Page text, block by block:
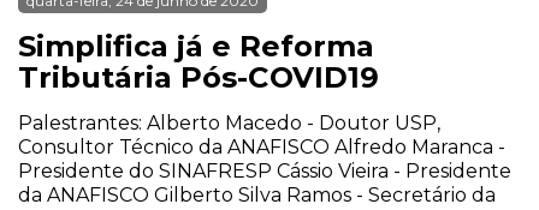
Simplifica já e Reforma
Tributária Pós-COVID19
Palestrantes: Alberto Macedo - Doutor USP,
Consultor Técnico da ANAFISCO Alfredo Maranca -
Presidente do SINAFRESP Cássio Vieira - Presidente
da ANAFISCO Gilberto Silva Ramos - Secretário da